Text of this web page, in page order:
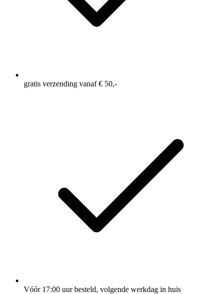
gratis verzending vanaf € 50,-
Vóór 17:00 uur besteld, volgende werkdag in huis